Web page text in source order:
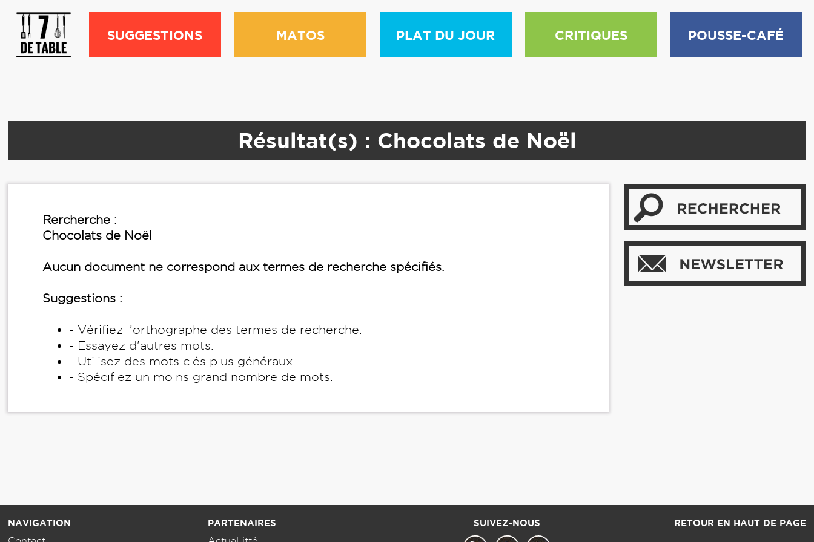
SUGGESTIONS MATOS PLAT DU JOUR CRITIQUES POUSSE-CAFÉ
Résultat(s) : Chocolats de Noël
Rercherche :
Chocolats de Noël
Aucun document ne correspond aux termes de recherche spécifiés.
Suggestions :
- Vérifiez l’orthographe des termes de recherche.
- Essayez d'autres mots.
- Utilisez des mots clés plus généraux.
- Spécifiez un moins grand nombre de mots.
NAVIGATION
PARTENAIRES
SUIVEZ-NOUS RETOUR EN HAUT DE PAGE